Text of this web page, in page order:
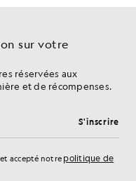
sur votre
réservées aux
et de récompenses.
S'inscrire
accepté notre politique de